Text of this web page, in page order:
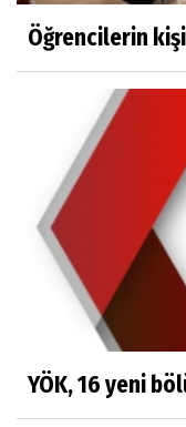
Öğrencilerin
YÖK, 16 yeni